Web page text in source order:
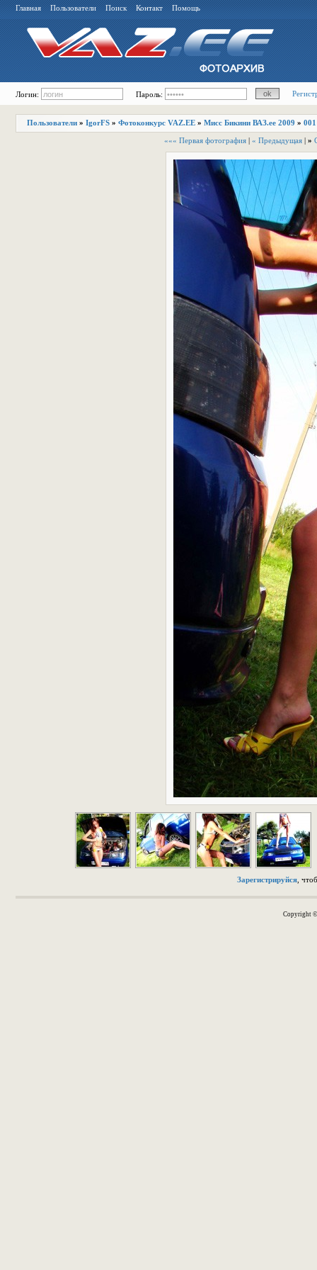
Главная Пользователи Поиск Контакт Помощь
Логин: Пароль:
Пользователи » IgorFS » Фотоконкурс VAZ.EE » Мисс Бикини ВАЗ.ее 2009 »
««« Первая фотография | « Предыдущая | »
Зарегистрируйся,
Copyright